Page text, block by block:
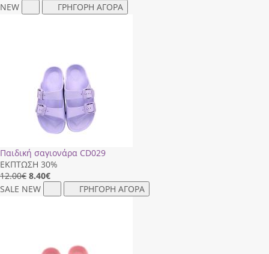
NEW
ΓΡΗΓΟΡΗ ΑΓΟΡΑ
Παιδική σαγιονάρα CD029
ΕΚΠΤΩΣΗ 30%
12.00€ 8.40€
SALE NEW ΓΡΗΓΟΡΗ ΑΓΟΡΑ